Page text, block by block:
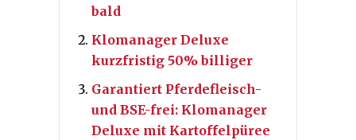
bald
Klomanager Deluxe
kurzfristig 50% billiger
Garantiert Pferdefleisch-
und BSE-frei: Klomanager
Deluxe mit Kartoffelpüree